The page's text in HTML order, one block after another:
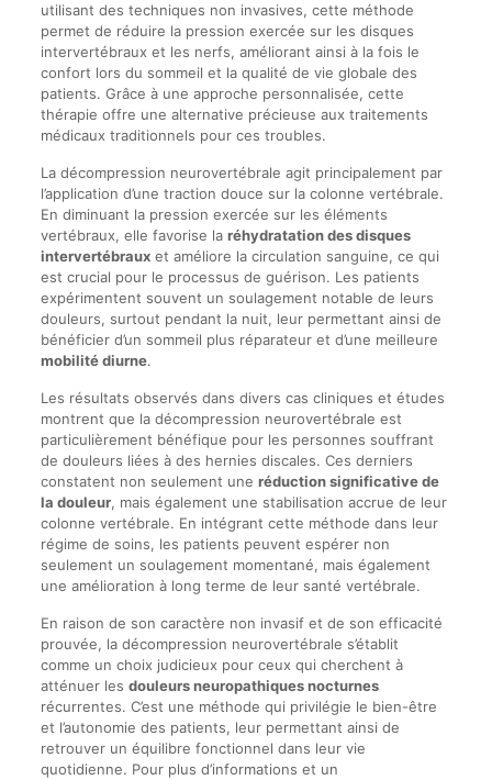
utilisant des techniques non invasives, cette méthode
permet de réduire la pression exercée sur les disques
intervertébraux et les nerfs, améliorant ainsi à la fois le
confort lors du sommeil et la qualité de vie globale des
patients. Grâce à une approche personnalisée, cette
thérapie offre une alternative précieuse aux traitements
médicaux traditionnels pour ces troubles.
La décompression neurovertébrale agit principalement par
l’application d’une traction douce sur la colonne vertébrale.
En diminuant la pression exercée sur les éléments
vertébraux, elle favorise la réhydratation des disques
intervertébrauxet améliore la circulation sanguine, ce qui
est crucial pour le processus de guérison. Les patients
expérimentent souvent un soulagement notable de leurs
douleurs, surtout pendant la nuit, leur permettant ainsi de
bénéficier d’un sommeil plus réparateur et d’une meilleure
mobilité diurne.
Les résultats observés dans divers cas cliniques et études
montrent que la décompression neurovertébrale est
particulièrement bénéfique pour les personnes souffrant
de douleurs liées à des hernies discales. Ces derniers
constatent non seulement une réduction significative de
la douleur, mais également une stabilisation accrue de leur
colonne vertébrale. En intégrant cette méthode dans leur
régime de soins, les patients peuvent espérer non
seulement un soulagement momentané, mais également
une amélioration à long terme de leur santé vertébrale.
En raison de son caractère non invasif et de son efficacité
prouvée, la décompression neurovertébrale s’établit
comme un choix judicieux pour ceux qui cherchent à
atténuer les douleurs neuropathiques nocturnes
récurrentes. C’est une méthode qui privilégie le bien-être
et l’autonomie des patients, leur permettant ainsi de
retrouver un équilibre fonctionnel dans leur vie
quotidienne. Pour plus d’informations et un